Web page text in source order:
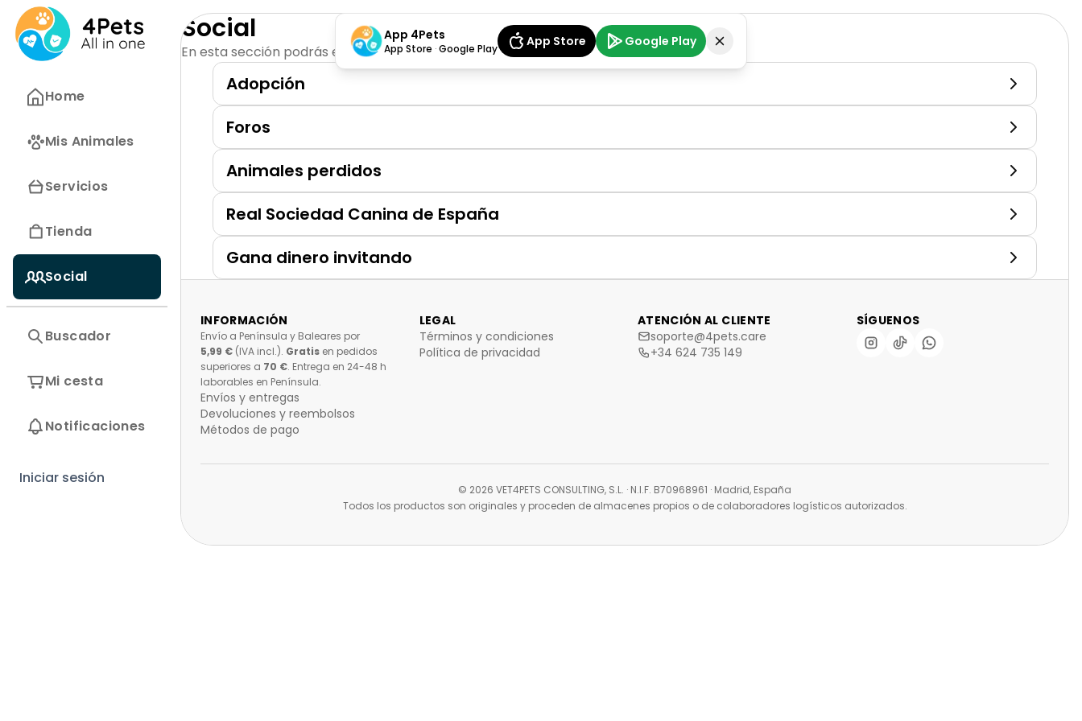
Home
Mis Animales
Servicios
Tienda
Social
Buscador
Mi cesta
Notificaciones
Iniciar sesión
Social
En esta sección podrás encontrar información y servicios para tu animal
Adopción
Foros
Animales perdidos
Real Sociedad Canina de España
Gana dinero invitando
INFORMACIÓN
Envío a Península y Baleares por
5,99 € (IVA incl.). Gratis en pedidos
superiores a 70 €. Entrega en 24-48 h
laborables en Península.
Envíos y entregas
Devoluciones y reembolsos
Métodos de pago
LEGAL
Términos y condiciones
Política de privacidad
ATENCIÓN AL CLIENTE
soporte@4pets.care
+34 624 735 149
SÍGUENOS
© 2026 VET4PETS CONSULTING, S.L. · N.I.F. B70968961 · Madrid, España
Todos los productos son originales y proceden de almacenes propios o de colaboradores logísticos autorizados.
App 4Pets
App Store ·Google Play App Store Google Play